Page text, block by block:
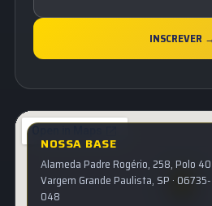
INSCREVER
NOSSA BASE
Alameda Padre Rogério, 258, Polo 40
Vargem Grande Paulista, SP · 06735-
048